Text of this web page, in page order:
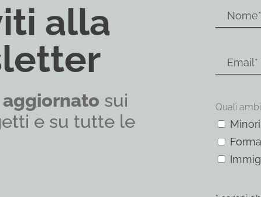
alla
aggiornato sui
e su tutte le
Quali
Minori